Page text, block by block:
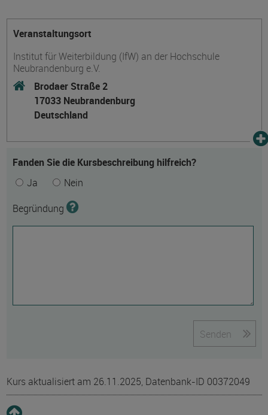
Veranstaltungsort
Institut für Weiterbildung (IfW) an der Hochschule
Neubrandenburg e.V.
Brodaer Straße 2
17033 Neubrandenburg
Deutschland
Fanden Sie die Kursbeschreibung hilfreich?
Ja
Nein
Begründung
Senden
Kurs aktualisiert am 26.11.2025, Datenbank-ID 00372049